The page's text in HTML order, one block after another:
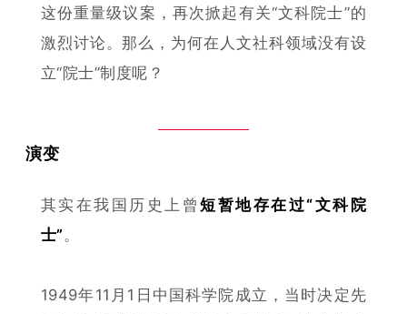
这份重量级议案，再次掀起有关“文科院士”的
激烈讨论。那么，为何在人文社科领域没有设
立“院士”制度呢？
演变
其实在我国历史上曾短暂地存在过“文科院
士” 。
1949年11月1日中国科学院成立，当时决定先